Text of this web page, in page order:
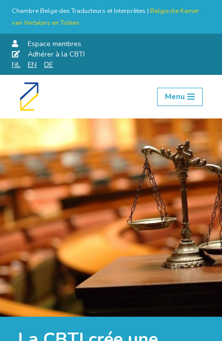
Chambre Belge des Traducteurs et Interprètes | Belgische Kamer
van Vertalers en Tolken
Espace membres
Adhérer à la CBTI
NL
EN DE
Aller
contenu
Menu